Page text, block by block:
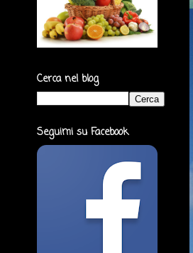
Cerca nel blog
Seguimi su Facebook